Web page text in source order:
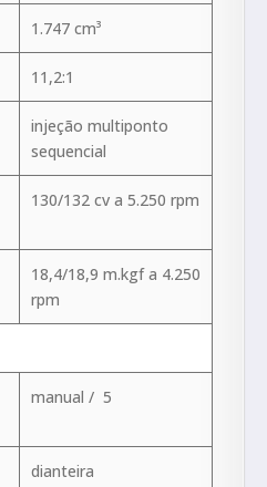
1.747 cm³
11,2:1
injeção multiponto
sequencial
130/132 cv a 5.250 rpm
18,4/18,9 m.kgf a 4.250
rpm
manual / 5
dianteira